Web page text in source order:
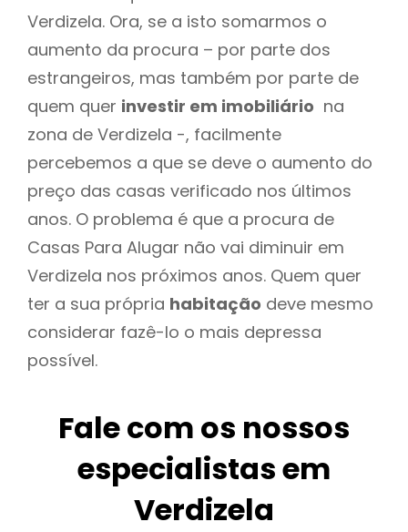
Verdizela. Ora, se a isto somarmos o
aumento da procura – por parte dos
estrangeiros, mas também por parte de
quem quer investir em imobiliário na
zona de Verdizela -, facilmente
percebemos a que se deve o aumento do
preço das casas verificado nos últimos
anos. O problema é que a procura de
Casas Para Alugar não vai diminuir em
Verdizela nos próximos anos. Quem quer
ter a sua própria habitação deve mesmo
considerar fazê-lo o mais depressa
possível.
Fale com os nossos
especialistas em
Verdizela